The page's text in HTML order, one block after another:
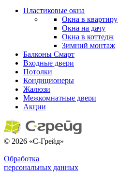
Пластиковые окна
Окна в квартиру
Окна на дачу
Окна в коттедж
Зимний монтаж
Балконы Смарт
Входные двери
Потолки
Кондиционеры
Жалюзи
Межкомнатные двери
Акции
© 2026 «С-Грейд»
Обработка
персональных данных